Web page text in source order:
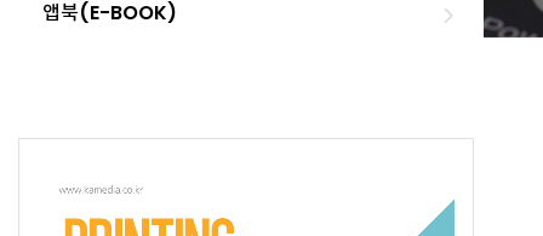
앱북(E-BOOK)